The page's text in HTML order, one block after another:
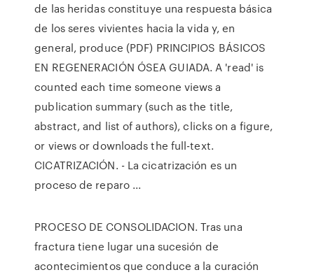
de las heridas constituye una respuesta básica
de los seres vivientes hacia la vida y, en
general, produce (PDF) PRINCIPIOS BÁSICOS
EN REGENERACIÓN ÓSEA GUIADA. A 'read' is
counted each time someone views a
publication summary (such as the title,
abstract, and list of authors), clicks on a figure,
or views or downloads the full-text.
CICATRIZACIÓN. - La cicatrización es un
proceso de reparo ...
PROCESO DE CONSOLIDACION. Tras una
fractura tiene lugar una sucesión de
acontecimientos que conduce a la curación